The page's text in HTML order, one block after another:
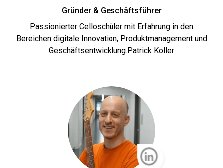
Gründer & Geschäftsführer
Passionierter Celloschüler mit Erfahrung in den
Bereichen digitale Innovation, Produktmanagement und
Geschäftsentwicklung.Patrick Koller